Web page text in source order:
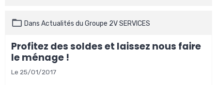
Dans Actualités du Groupe 2V SERVICES
Profitez des soldes et laissez nous faire
le ménage !
Le 25/01/2017